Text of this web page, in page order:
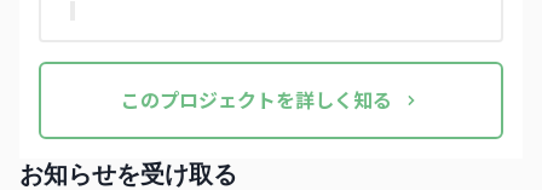
このプロジェクトを詳しく知る
お知らせを受け取る